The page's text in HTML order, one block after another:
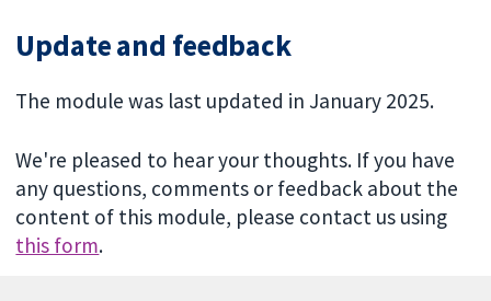
Update and feedback
The module was last updated in January 2025.
We're pleased to hear your thoughts. If you have
any questions, comments or feedback about the
content of this module, please contact us using
this form.